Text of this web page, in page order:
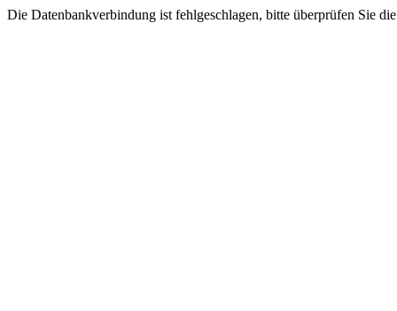
Die Datenbankverbindung ist fehlgeschlagen, bitte überprüfen Sie